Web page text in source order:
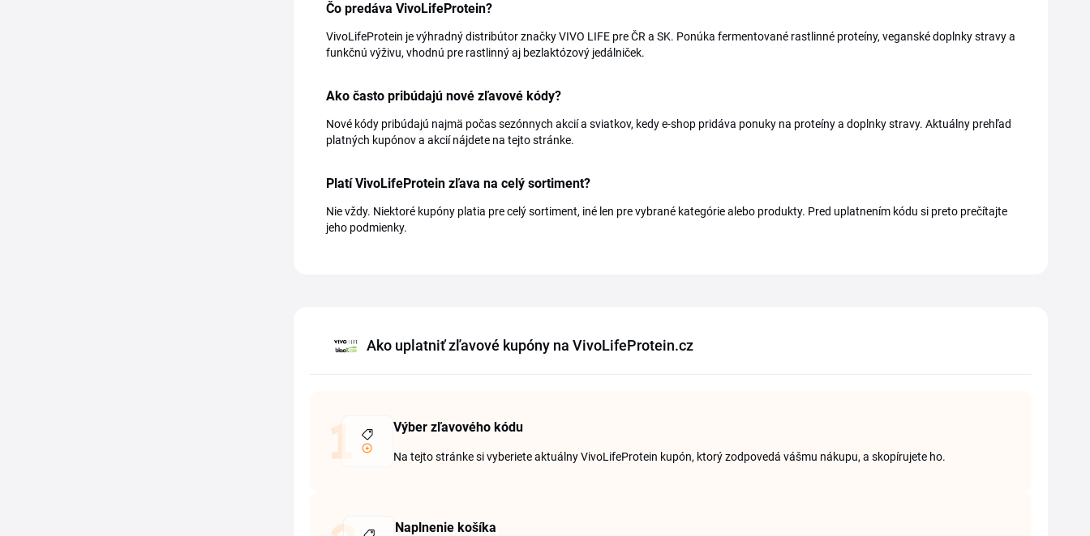
Čo predáva VivoLifeProtein?
VivoLifeProtein je výhradný distribútor značky VIVO LIFE pre ČR a SK. Ponúka fermentované rastlinné proteíny, veganské doplnky stravy a
funkčnú výživu, vhodnú pre rastlinný aj bezlaktózový jedálniček.
Ako často pribúdajú nové zľavové kódy?
Nové kódy pribúdajú najmä počas sezónnych akcií a sviatkov, kedy e-shop pridáva ponuky na proteíny a doplnky stravy. Aktuálny prehľad
platných kupónov a akcií nájdete na tejto stránke.
Platí VivoLifeProtein zľava na celý sortiment?
Nie vždy. Niektoré kupóny platia pre celý sortiment, iné len pre vybrané kategórie alebo produkty. Pred uplatnením kódu si preto prečítajte
jeho podmienky.
Ako uplatniť zľavové kupóny na VivoLifeProtein.cz
Výber zľavového kódu
Na tejto stránke si vyberiete aktuálny VivoLifeProtein kupón, ktorý zodpovedá vášmu nákupu, a skopírujete ho.
Naplnenie košíka